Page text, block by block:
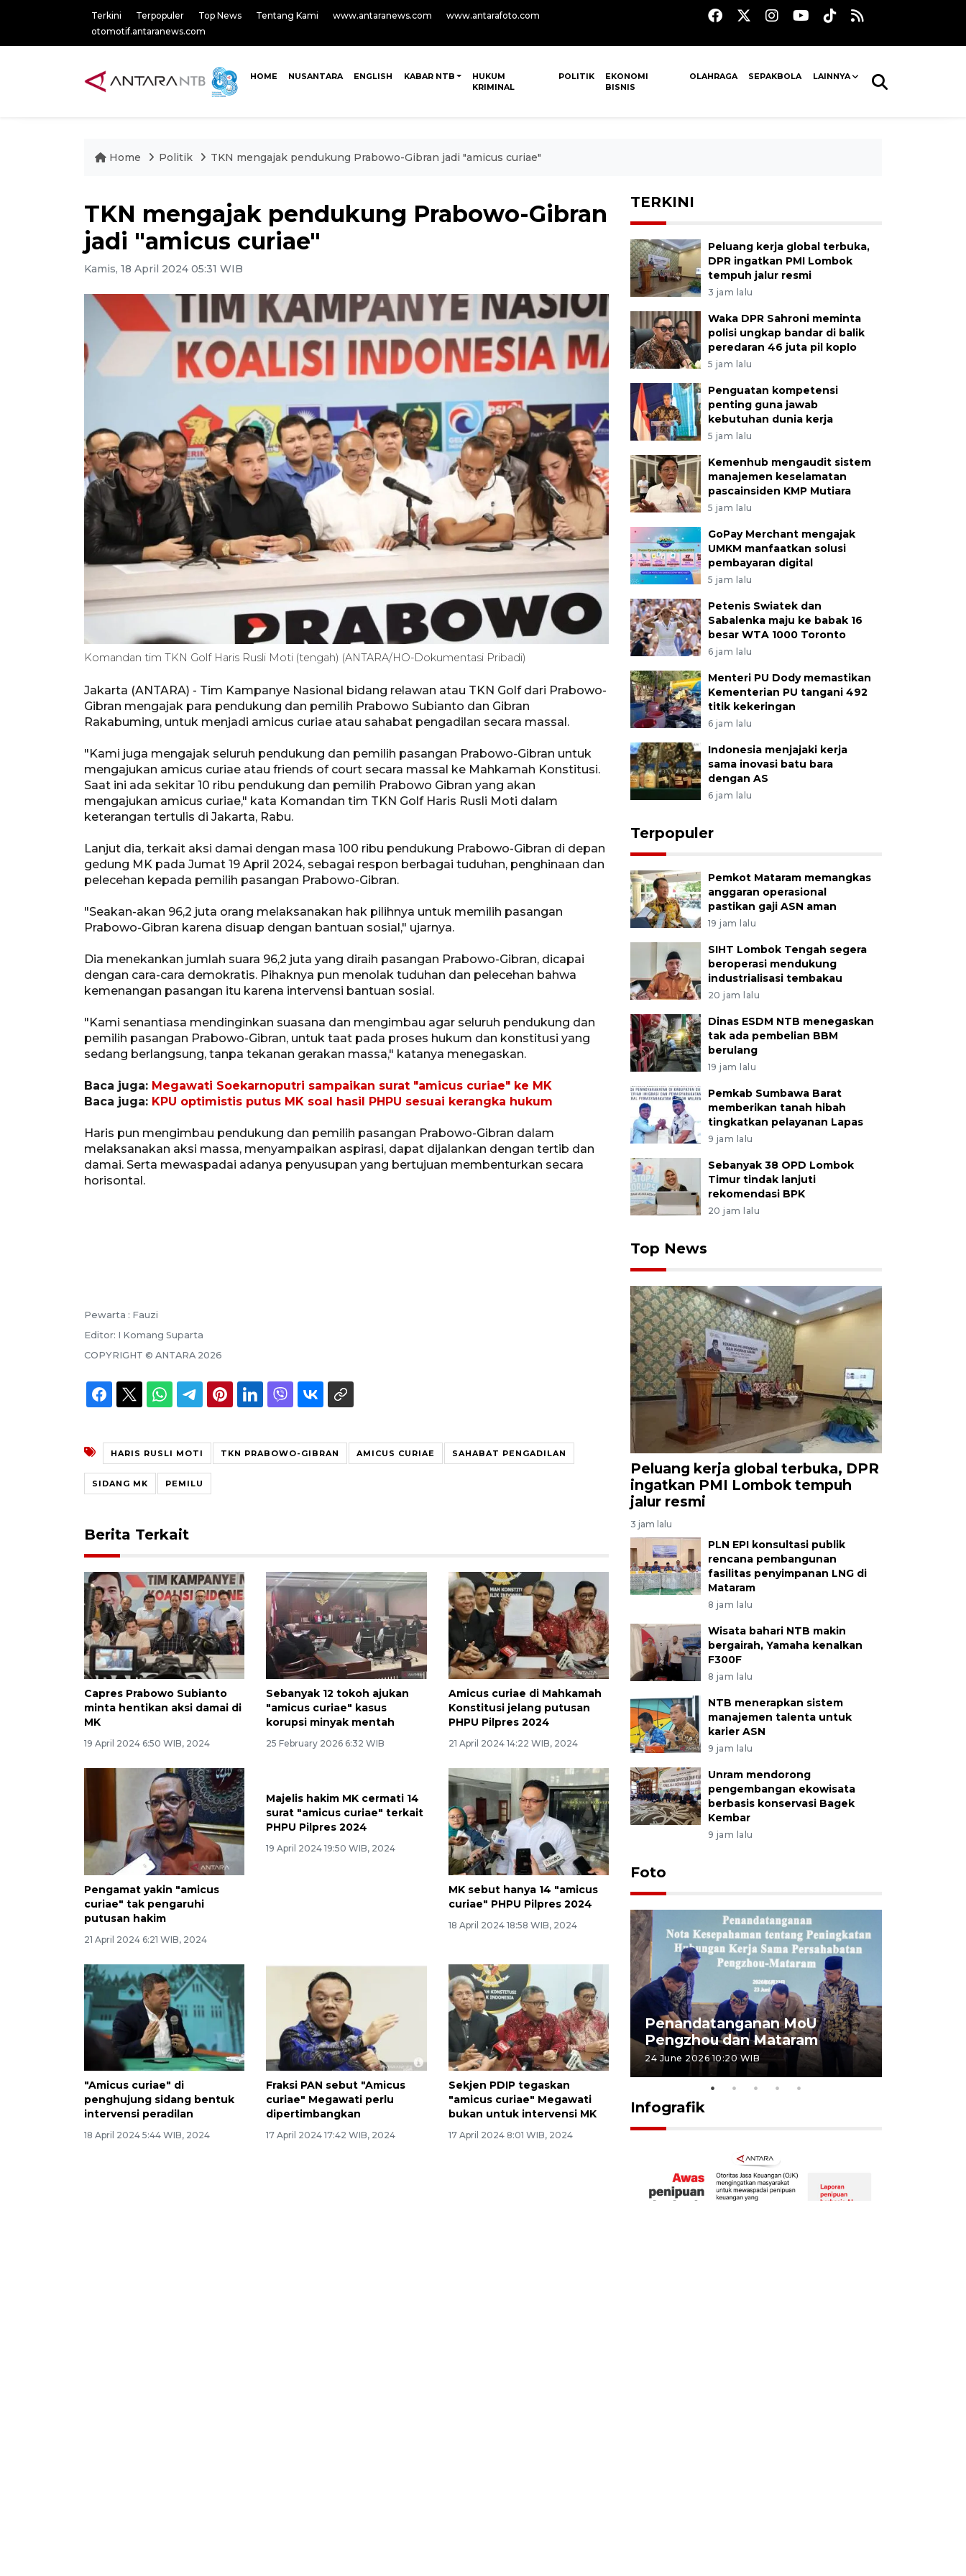
Terkini Terpopuler Top News Tentang Kami www.antaranews.com
www.antarafoto.com
otomotif.antaranews.com
HOME NUSANTARA ENGLISH KABAR NTB
HUKUM
KRIMINAL
POLITIK
EKONOMI
BISNIS
OLAHRAGA SEPAKBOLA LAINNYA
Home Politik TKN mengajak pendukung Prabowo-Gibran jadi "amicus curiae"
TKN mengajak pendukung Prabowo-Gibran
jadi "amicus curiae"
Kamis, 18 April 2024 05:31 WIB
Komandan tim TKN Golf Haris Rusli Moti (tengah) (ANTARA/HO-Dokumentasi Pribadi)
Jakarta (ANTARA) - Tim Kampanye Nasional bidang relawan atau TKN Golf dari Prabowo-
Gibran mengajak para pendukung dan pemilih Prabowo Subianto dan Gibran
Rakabuming, untuk menjadi amicus curiae atau sahabat pengadilan secara massal.
"Kami juga mengajak seluruh pendukung dan pemilih pasangan Prabowo-Gibran untuk
mengajukan amicus curiae atau friends of court secara massal ke Mahkamah Konstitusi.
Saat ini ada sekitar 10 ribu pendukung dan pemilih Prabowo Gibran yang akan
mengajukan amicus curiae," kata Komandan tim TKN Golf Haris Rusli Moti dalam
keterangan tertulis di Jakarta, Rabu.
Lanjut dia, terkait aksi damai dengan masa 100 ribu pendukung Prabowo-Gibran di depan
gedung MK pada Jumat 19 April 2024, sebagai respon berbagai tuduhan, penghinaan dan
pelecehan kepada pemilih pasangan Prabowo-Gibran.
"Seakan-akan 96,2 juta orang melaksanakan hak pilihnya untuk memilih pasangan
Prabowo-Gibran karena disuap dengan bantuan sosial," ujarnya.
Dia menekankan jumlah suara 96,2 juta yang diraih pasangan Prabowo-Gibran, dicapai
dengan cara-cara demokratis. Pihaknya pun menolak tuduhan dan pelecehan bahwa
kemenangan pasangan itu karena intervensi bantuan sosial.
"Kami senantiasa mendinginkan suasana dan mengimbau agar seluruh pendukung dan
pemilih pasangan Prabowo-Gibran, untuk taat pada proses hukum dan konstitusi yang
sedang berlangsung, tanpa tekanan gerakan massa," katanya menegaskan.
Baca juga: Megawati Soekarnoputri sampaikan surat "amicus curiae" ke MK
Baca juga: KPU optimistis putus MK soal hasil PHPU sesuai kerangka hukum
Haris pun mengimbau pendukung dan pemilih pasangan Prabowo-Gibran dalam
melaksanakan aksi massa, menyampaikan aspirasi, dapat dijalankan dengan tertib dan
damai. Serta mewaspadai adanya penyusupan yang bertujuan membenturkan secara
horisontal.
Pewarta : Fauzi
Editor: I Komang Suparta
COPYRIGHT © ANTARA 2026
HARIS RUSLI MOTI TKN PRABOWO-GIBRAN AMICUS CURIAE SAHABAT PENGADILAN
SIDANG MK PEMILU
Berita Terkait
Capres Prabowo Subianto
minta hentikan aksi damai di
MK
19 April 2024 6:50 WIB, 2024
Sebanyak 12 tokoh ajukan
"amicus curiae" kasus
korupsi minyak mentah
25 February 2026 6:32 WIB
Amicus curiae di Mahkamah
Konstitusi jelang putusan
PHPU Pilpres 2024
21 April 2024 14:22 WIB, 2024
Pengamat yakin "amicus
curiae" tak pengaruhi
putusan hakim
21 April 2024 6:21 WIB, 2024
Majelis hakim MK cermati 14
surat "amicus curiae" terkait
PHPU Pilpres 2024
19 April 2024 19:50 WIB, 2024
MK sebut hanya 14 "amicus
curiae" PHPU Pilpres 2024
18 April 2024 18:58 WIB, 2024
"Amicus curiae" di
penghujung sidang bentuk
intervensi peradilan
18 April 2024 5:44 WIB, 2024
Fraksi PAN sebut "Amicus
curiae" Megawati perlu
dipertimbangkan
17 April 2024 17:42 WIB, 2024
Sekjen PDIP tegaskan
"amicus curiae" Megawati
bukan untuk intervensi MK
17 April 2024 8:01 WIB, 2024
TERKINI
Peluang kerja global terbuka,
DPR ingatkan PMI Lombok
tempuh jalur resmi
3 jam lalu
Waka DPR Sahroni meminta
polisi ungkap bandar di balik
peredaran 46 juta pil koplo
5 jam lalu
Penguatan kompetensi
penting guna jawab
kebutuhan dunia kerja
5 jam lalu
Kemenhub mengaudit sistem
manajemen keselamatan
pascainsiden KMP Mutiara
5 jam lalu
GoPay Merchant mengajak
UMKM manfaatkan solusi
pembayaran digital
5 jam lalu
Petenis Swiatek dan
Sabalenka maju ke babak 16
besar WTA 1000 Toronto
6 jam lalu
Menteri PU Dody memastikan
Kementerian PU tangani 492
titik kekeringan
6 jam lalu
Indonesia menjajaki kerja
sama inovasi batu bara
dengan AS
6 jam lalu
Terpopuler
Pemkot Mataram memangkas
anggaran operasional
pastikan gaji ASN aman
19 jam lalu
SIHT Lombok Tengah segera
beroperasi mendukung
industrialisasi tembakau
20 jam lalu
Dinas ESDM NTB menegaskan
tak ada pembelian BBM
berulang
19 jam lalu
Pemkab Sumbawa Barat
memberikan tanah hibah
tingkatkan pelayanan Lapas
9 jam lalu
Sebanyak 38 OPD Lombok
Timur tindak lanjuti
rekomendasi BPK
20 jam lalu
Top News
Peluang kerja global terbuka, DPR
ingatkan PMI Lombok tempuh
jalur resmi
3 jam lalu
PLN EPI konsultasi publik
rencana pembangunan
fasilitas penyimpanan LNG di
Mataram
8 jam lalu
Wisata bahari NTB makin
bergairah, Yamaha kenalkan
F300F
8 jam lalu
NTB menerapkan sistem
manajemen talenta untuk
karier ASN
9 jam lalu
Unram mendorong
pengembangan ekowisata
berbasis konservasi Bagek
Kembar
9 jam lalu
Foto
Sidang putusan terdakwa
pembunuhan Brigadir Nurhadi
10 March 2026 12:55 WIB
Penandatanganan MoU
Pengzhou dan Mataram
24 June 2026 10:20 WIB
Infografik